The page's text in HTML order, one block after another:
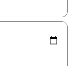
les en utilisant